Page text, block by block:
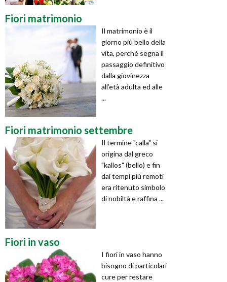
Fiori matrimonio
Il matrimonio è il
giorno più bello della
vita, perché segna il
passaggio definitivo
dalla giovinezza
all’età adulta ed alle
...
Fiori matrimonio settembre
Il termine "calla" si
origina dal greco
"kallos" (bello) e fin
dai tempi più remoti
era ritenuto simbolo
di nobiltà e raffina ...
Fiori in vaso
I fiori in vaso hanno
bisogno di particolari
cure per restare